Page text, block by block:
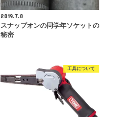
2019.7.8
スナップオンの同学年ソケットの
秘密
工具について